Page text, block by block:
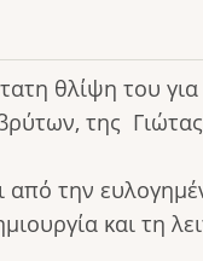
θλίψη του
της Γιώτας
από την
και τη